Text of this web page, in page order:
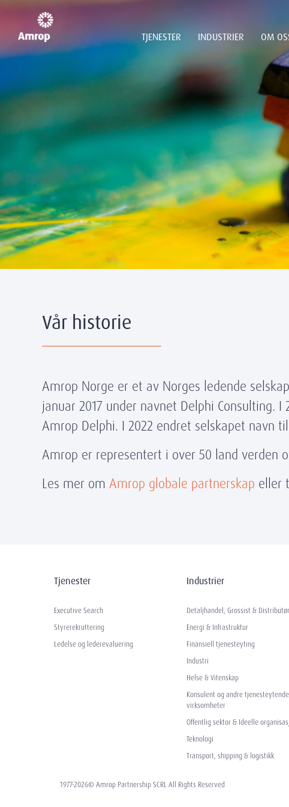
TJENESTER INDUSTRIER OM
Vår historie
Amrop Norge er et av Norges ledende
januar 2017 under navnet Delphi Consulting.
Amrop Delphi. I 2022 endret selskapet navn
Amrop er representert i over 50 land verden
Les mer om Amrop globale partnerskap eller
Tjenester
Executive Search
Styrerekruttering
Ledelse og lederevaluering
Industrier
Detaljhandel, Grossist &
Energi & Infrastruktur
Finansiell tjenesteyting
Industri
Helse & Vitenskap
Konsulent og andre tjenesteytende
virksomheter
Offentlig sektor & Ideelle
Teknologi
Transport, shipping & logistikk
1977-2026© Amrop Partnership SCRL All Rights Reserved